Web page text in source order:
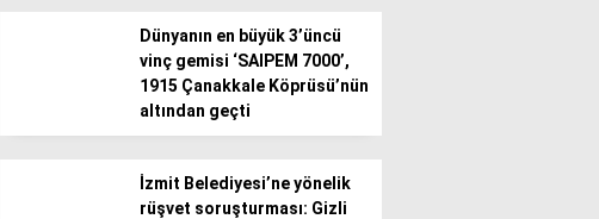
Dünyanın en büyük 3’üncü
vinç gemisi ‘SAIPEM 7000’,
1915 Çanakkale Köprüsü’nün
altından geçti
İzmit Belediyesi’ne yönelik
rüşvet soruşturması: Gizli